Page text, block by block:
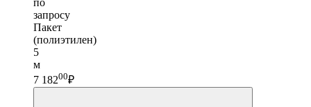
запросу
Пакет
(полиэтилен)
5
м
7 18200₽